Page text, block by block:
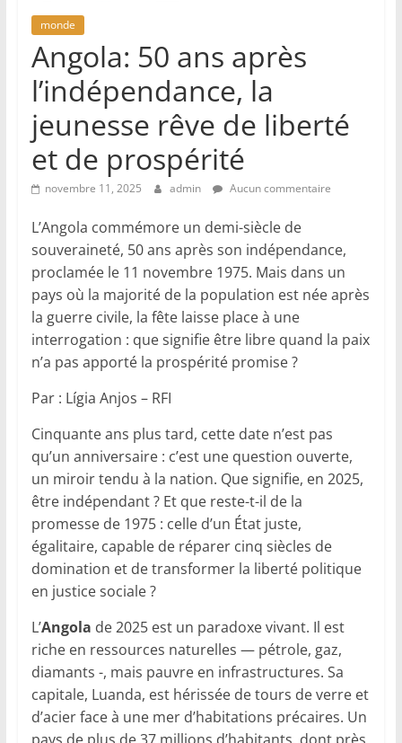
monde
Angola: 50 ans après
l’indépendance, la
jeunesse rêve de liberté
et de prospérité
novembre 11, 2025 admin Aucun commentaire
L’Angola commémore un demi-siècle de
souveraineté, 50 ans après son indépendance,
proclamée le 11 novembre 1975. Mais dans un
pays où la majorité de la population est née après
la guerre civile, la fête laisse place à une
interrogation : que signifie être libre quand la paix
n’a pas apporté la prospérité promise ?
Par : Lígia Anjos – RFI
Cinquante ans plus tard, cette date n’est pas
qu’un anniversaire : c’est une question ouverte,
un miroir tendu à la nation. Que signifie, en 2025,
être indépendant ? Et que reste-t-il de la
promesse de 1975 : celle d’un État juste,
égalitaire, capable de réparer cinq siècles de
domination et de transformer la liberté politique
en justice sociale ?
L’Angola de 2025 est un paradoxe vivant. Il est
riche en ressources naturelles — pétrole, gaz,
diamants -, mais pauvre en infrastructures. Sa
capitale, Luanda, est hérissée de tours de verre et
d’acier face à une mer d’habitations précaires. Un